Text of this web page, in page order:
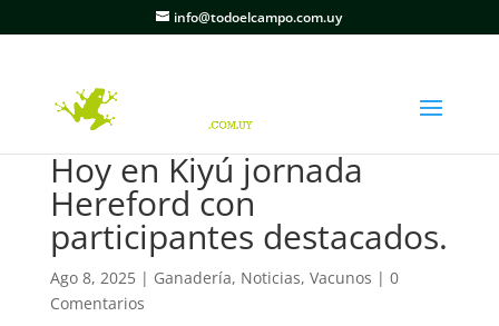
info@todoelcampo.com.uy
Hoy en Kiyú jornada
Hereford con
participantes destacados.
Ago 8, 2025| Ganadería, Noticias, Vacunos | 0
Comentarios